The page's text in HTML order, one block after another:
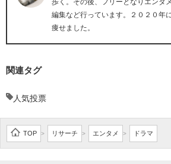
歩く。その後、フリーとなりエンタ
編集など行っています。２０２０年
痩せました。
関連タグ
人気投票
TOP > リサーチ > エンタメ > ドラマ